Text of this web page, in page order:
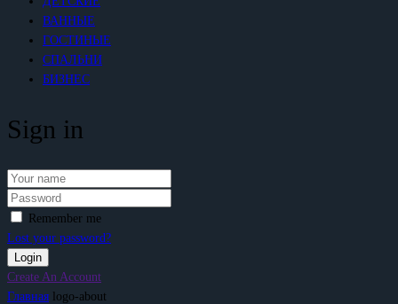
ВАННЫЕ
ГОСТИНЫЕ
СПАЛЬНИ
БИЗНЕС
Sign in
Remember me
Lost your password?
Create An Account
Главная logo-about